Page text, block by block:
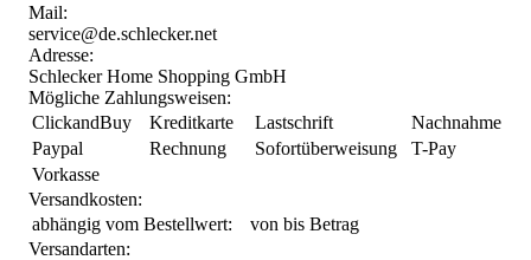
Mail:
service@de.schlecker.net
Adresse:
Schlecker Home Shopping GmbH
Mögliche Zahlungsweisen:
ClickandBuy
Kreditkarte Lastschrift
Nachnahme
Paypal
Rechnung Sofortüberweisung
T-Pay
Vorkasse
Versandkosten:
abhängig vom Bestellwert:
von bis Betrag
Versandarten: